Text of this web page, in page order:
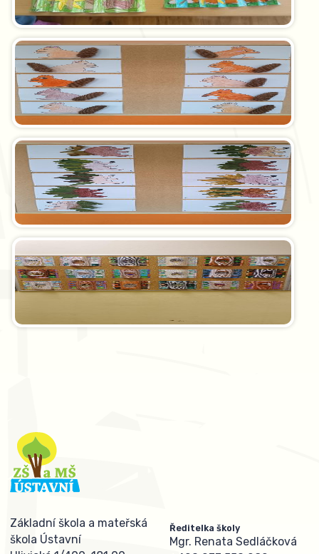
Základní škola a mateřská
škola Ústavní
Ředitelka školy
Mgr. Renata Sedláčková